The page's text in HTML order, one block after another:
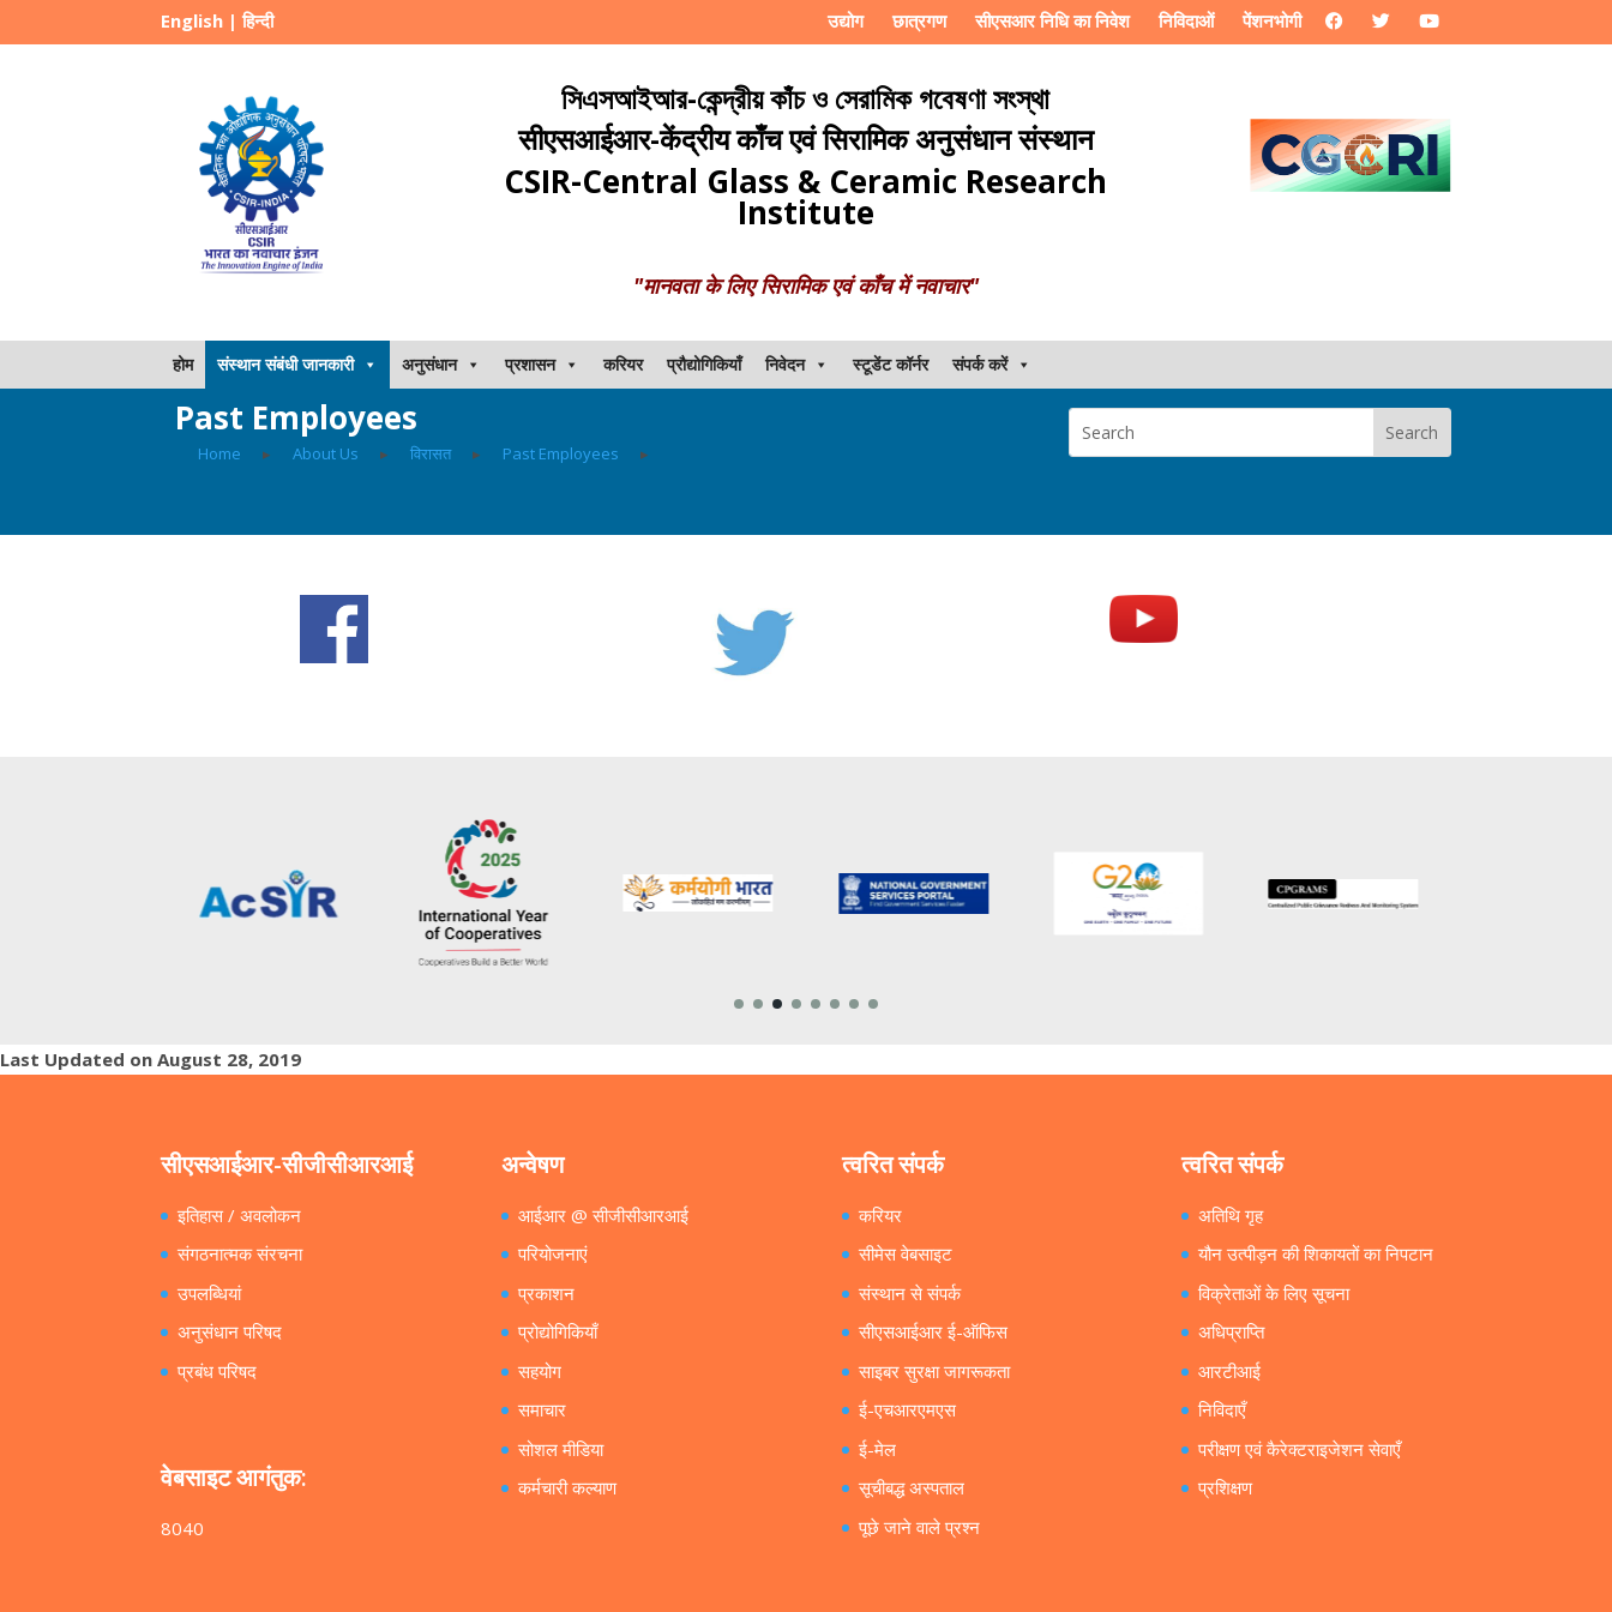
English |हिन्दी उद्योग छात्रगण सीएसआर निधि का निवेश निविदाओं पेंशनभोगी
সিএসআইআর-কেন্দ্রীয় কাঁচ ও সেরামিক গবেষণা সংস্থা
सीएसआईआर-केंद्रीय काँच एवं सिरामिक अनुसंधान संस्थान
CSIR-Central Glass & Ceramic Research
Institute
"मानवता के लिए सिरामिक एवं काँच में नवाचार"
होम संस्थान संबंधी जानकारी अनुसंधान प्रशासन करियर प्रौद्योगिकियाँ निवेदन स्टूडेंट कॉर्नर संपर्क करें
Past Employees
Home ▸ About Us ▸ विरासत ▸ Past Employees ▸
Last Updated on August 28, 2019
सीएसआईआर-सीजीसीआरआई
इतिहास / अवलोकन
संगठनात्मक संरचना
उपलब्धियां
अनुसंधान परिषद
प्रबंध परिषद
वेबसाइट आगंतुक:
8040
अन्वेषण
आईआर @ सीजीसीआरआई
परियोजनाएं
प्रकाशन
प्रोद्योगिकियाँ
सहयोग
समाचार
सोशल मीडिया
कर्मचारी कल्याण
त्वरित संपर्क
करियर
सीमेस वेबसाइट
संस्थान से संपर्क
सीएसआईआर ई-ऑफिस
साइबर सुरक्षा जागरूकता
ई-एचआरएमएस
ई-मेल
सूचीबद्ध अस्पताल
पूछे जाने वाले प्रश्न
त्वरित संपर्क
अतिथि गृह
यौन उत्पीड़न की शिकायतों का निपटान
विक्रेताओं के लिए सूचना
अधिप्राप्ति
आरटीआई
निविदाएँ
परीक्षण एवं कैरेक्टराइजेशन सेवाएँ
प्रशिक्षण